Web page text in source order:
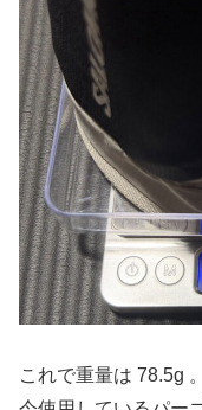
これで重量は 78.5g 。